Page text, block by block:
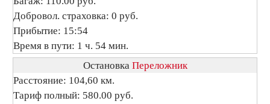
Добровол. страховка: 0 руб.
Прибытие: 15:54
Время в пути: 1 ч. 54 мин.
Остановка Переложник
Расстояние: 104,60 км.
Тариф полный: 580.00 руб.